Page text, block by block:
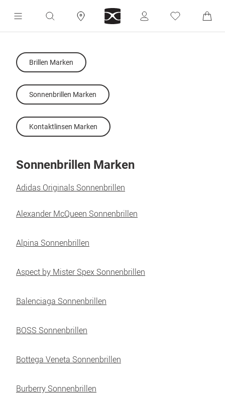
Brillen Marken
Sonnenbrillen Marken
Kontaktlinsen Marken
Sonnenbrillen Marken
Adidas Originals Sonnenbrillen
Alexander McQueen Sonnenbrillen
Alpina Sonnenbrillen
Aspect by Mister Spex Sonnenbrillen
Balenciaga Sonnenbrillen
BOSS Sonnenbrillen
Bottega Veneta Sonnenbrillen
Burberry Sonnenbrillen